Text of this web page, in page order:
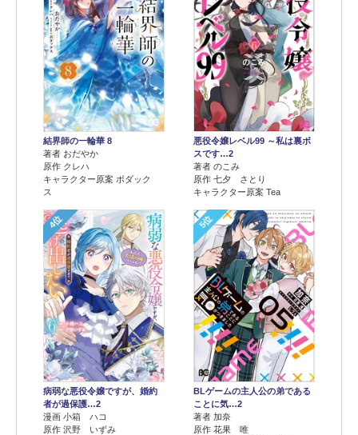
結界師の一輪華 8
著者 おだやか
原作 クレハ
キャラクター原案 ボダック
ス
悪役令嬢レベル99 ～私は裏ボ
スです…2
著者 のこみ
原作 七夕 さとり
キャラクター原案 Tea
4位
病弱な悪役令嬢ですが、婚約
者が過保護…2
漫画 小箱 ハコ
原作 沢野 いずみ
5位
BLゲームの主人公の弟である
ことに気…2
著者 加奈
原作 花果 唯